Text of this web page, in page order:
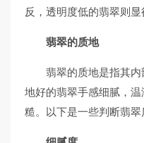
反，透明度低的翡翠则显
翡翠的质地
翡翠的质地是指其
地好的翡翠手感细腻，
糙。以下是一些判断翡